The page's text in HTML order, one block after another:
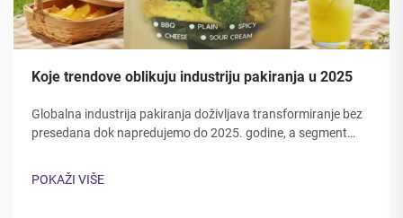
Koje trendove oblikuju industriju pakiranja u 2025
Globalna industrija pakiranja doživljava transformiranje bez
presedana dok napredujemo do 2025. godine, a segment
potrošači i tvrtke zahtijevaju održiviju, funkcionalniju...
POKAŽI VIŠE